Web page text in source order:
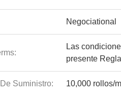
Negociational
Las
presente
Suministro: 10,000 rollos/